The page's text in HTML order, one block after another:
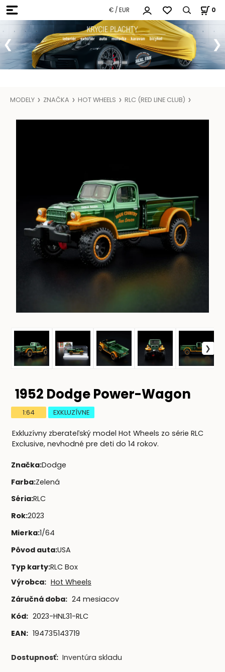
€ / EUR 0
MODELY ZNAČKA HOT WHEELS RLC (RED LINE CLUB)
1952 Dodge Power-Wagon
1:64 EXKLUZÍVNE
Exkluzívny zberateľský model Hot Wheels zo série RLC
Exclusive, nevhodné pre deti do 14 rokov.
Značka:Dodge
Farba:Zelená
Séria:RLC
Rok:2023
Mierka:1/64
Pôvod auta:USA
Typ karty:RLC Box
Výrobca: Hot Wheels
Záručná doba: 24 mesiacov
Kód: 2023-HNL31-RLC
EAN: 194735143719
Dostupnosť: Inventúra skladu